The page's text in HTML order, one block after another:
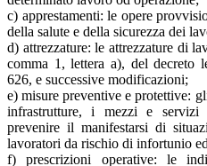
c) apprestamenti: le opere
della salute e della sicurezza dei
d) attrezzature: le attrezzature di
comma 1, lettera a), del decreto
626, e successive modificazioni;
e) misure preventive e protettive:
infrastrutture, i mezzi e
prevenire il manifestarsi di
lavoratori da rischio di infortunio
f) prescrizioni operative: le